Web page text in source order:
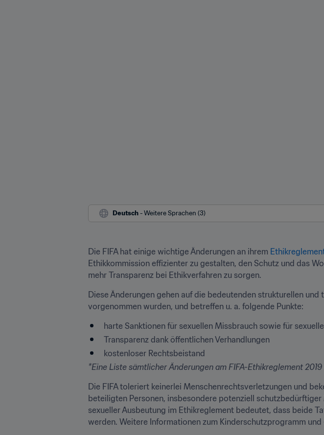
Deutsch - Weitere Sprachen (3)
Die FIFA hat einige wichtige Änderungen an ihrem
Ethikkommission effizienter zu gestalten, den Schutz und das
mehr Transparenz bei Ethikverfahren zu sorgen.
Diese Änderungen gehen auf die bedeutenden strukturellen
vorgenommen wurden, und betreffen u. a. folgende Punkte:
harte Sanktionen für sexuellen Missbrauch sowie für
Transparenz dank öffentlichen Verhandlungen
kostenloser Rechtsbeistand
*Eine Liste sämtlicher Änderungen am FIFA-Ethikreglement
Die FIFA toleriert keinerlei Menschenrechtsverletzungen und
beteiligten Personen, insbesondere potenziell
sexueller Ausbeutung im Ethikreglement bedeutet, dass beide
werden. Weitere Informationen zum Kinderschutzprogramm und